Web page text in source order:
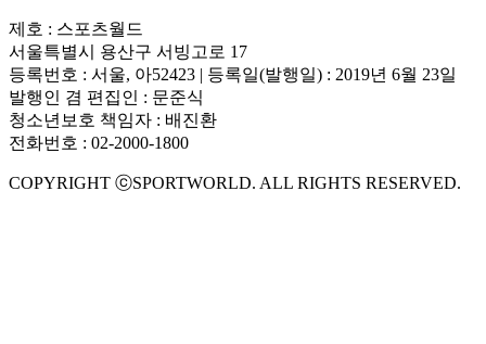
제호 : 스포츠월드
서울특별시 용산구 서빙고로 17
등록번호 : 서울, 아52423 | 등록일(발행일) : 2019년 6월 23일
발행인 겸 편집인 : 문준식
청소년보호 책임자 : 배진환
전화번호 : 02-2000-1800
COPYRIGHT ⓒSPORTWORLD. ALL RIGHTS RESERVED.